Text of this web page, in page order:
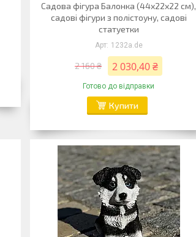
Садова фігура Балонка (44х22х22 см),
садові фігури з полістоуну, садові
статуетки
1232а.de
2 160 ₴ 2 030,40 ₴
Готово до відправки
Купити